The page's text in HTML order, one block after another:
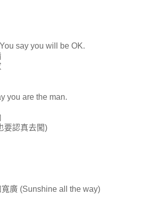
say you will be OK.
you are the man.
要認真去闖)
廣 (Sunshine all the way)